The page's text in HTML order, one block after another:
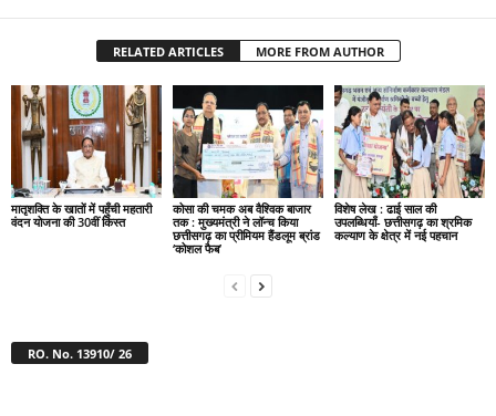
RELATED ARTICLES MORE FROM AUTHOR
मातृशक्ति के खातों में पहुँची महतारी
वंदन योजना की 30वीं किस्त
कोसा की चमक अब वैश्विक बाजार
तक : मुख्यमंत्री ने लॉन्च किया
छत्तीसगढ़ का प्रीमियम हैंडलूम ब्रांड
‘कोशल फैब’
विशेष लेख : ढाई साल की
उपलब्धियाँ- छत्तीसगढ़ का श्रमिक
कल्याण के क्षेत्र में नई पहचान
RO. No. 13910/ 26